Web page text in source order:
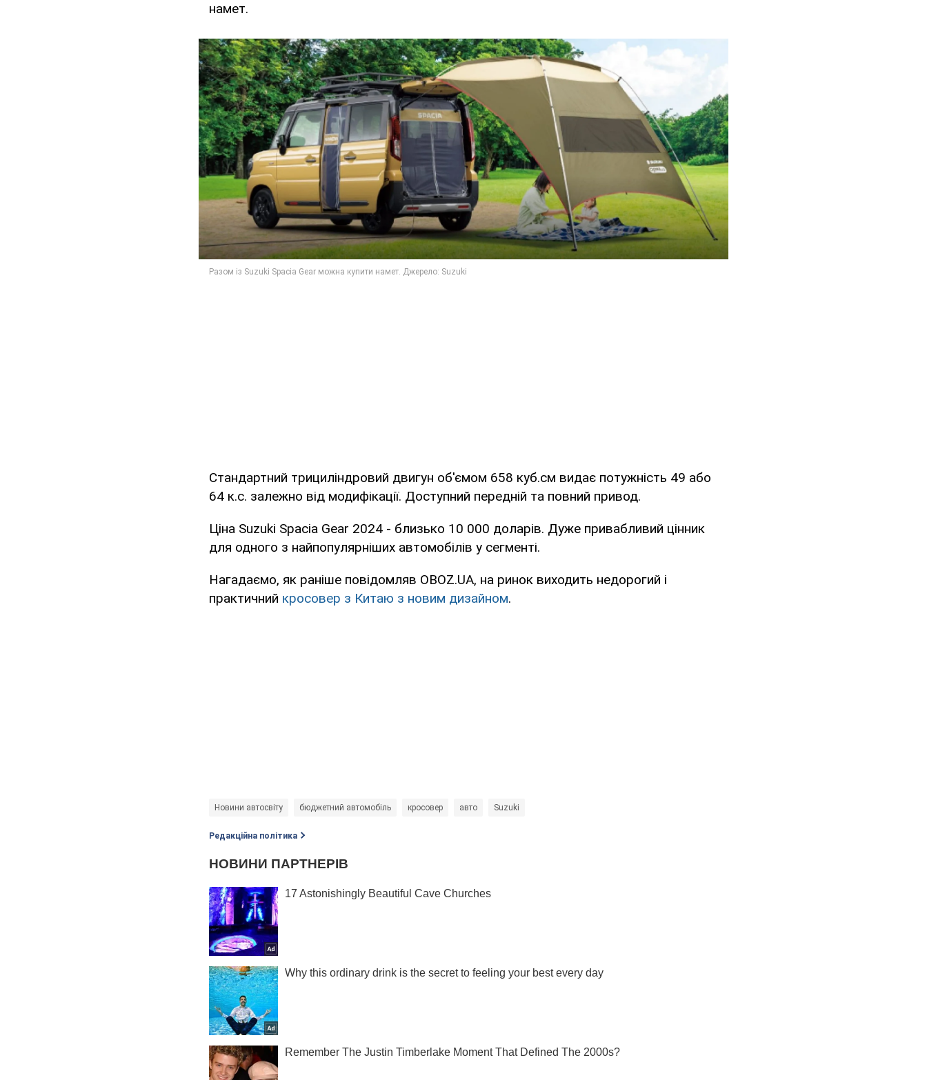
намет.
Стандартний трициліндровий двигун об'ємом 658 куб.см видає потужність 49 або
64 к.с. залежно від модифікації. Доступний передній та повний привод.
Ціна Suzuki Spacia Gear 2024 - близько 10 000 доларів. Дуже привабливий цінник
для одного з найпопулярніших автомобілів у сегменті.
Нагадаємо, як раніше повідомляв OBOZ.UA, на ринок виходить недорогий і
практичний кросовер з Китаю з новим дизайном.
Новини автосвіту бюджетний автомобіль кросовер авто Suzuki
Редакційна політика